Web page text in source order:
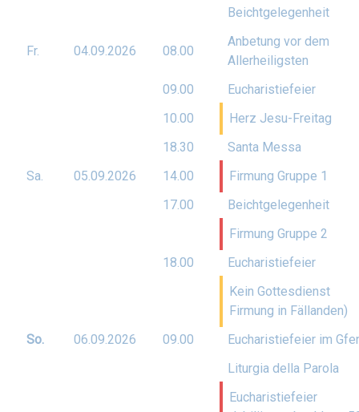
Beichtgelegenheit
Fr. 04.09.2026 08.00
Anbetung vor dem
Allerheiligsten
09.00
Eucharistiefeier
10.00
Herz Jesu-Freitag
18.30
Santa Messa
Sa.
05.09.2026 14.00
Firmung Gruppe 1
17.00
Beichtgelegenheit
Firmung Gruppe 2
18.00
Eucharistiefeier
Kein Gottesdienst
Firmung in Fällanden)
So.
06.09.2026 09.00
Eucharistiefeier im
Liturgia della Parola
Eucharistiefeier